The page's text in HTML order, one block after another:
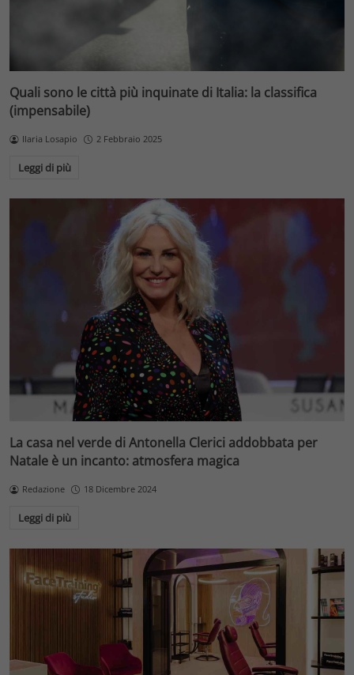
Quali sono le città più inquinate di Italia: la classifica
(impensabile)
Ilaria Losapio 2 Febbraio 2025
Leggi di più
La casa nel verde di Antonella Clerici addobbata per
Natale è un incanto: atmosfera magica
Redazione 18 Dicembre 2024
Leggi di più